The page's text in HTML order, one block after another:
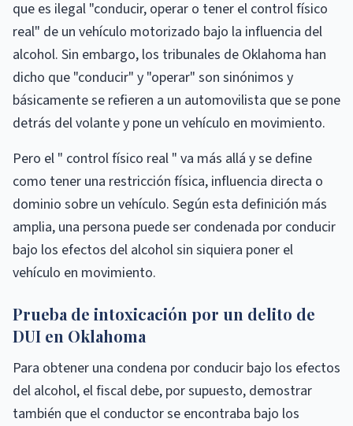
que es ilegal "conducir, operar o tener el control físico
real" de un vehículo motorizado bajo la influencia del
alcohol. Sin embargo, los tribunales de Oklahoma han
dicho que "conducir" y "operar" son sinónimos y
básicamente se refieren a un automovilista que se pone
detrás del volante y pone un vehículo en movimiento.
Pero el " control físico real " va más allá y se define
como tener una restricción física, influencia directa o
dominio sobre un vehículo. Según esta definición más
amplia, una persona puede ser condenada por conducir
bajo los efectos del alcohol sin siquiera poner el
vehículo en movimiento.
Prueba de intoxicación por un delito de
DUI en Oklahoma
Para obtener una condena por conducir bajo los efectos
del alcohol, el fiscal debe, por supuesto, demostrar
también que el conductor se encontraba bajo los